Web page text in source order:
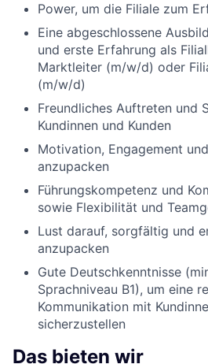
Power, um die Filiale zum
Eine abgeschlossene
und erste Erfahrung als
Marktleiter (m/w/d) oder
(m/w/d)
Freundliches Auftreten und
Kundinnen und Kunden
Motivation, Engagement
anzupacken
Führungskompetenz und
sowie Flexibilität und
Lust darauf, sorgfältig und
anzupacken
Gute Deutschkenntnisse
Sprachniveau B1), um eine
Kommunikation mit
sicherzustellen
Das bieten wir